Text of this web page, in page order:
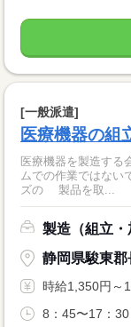
[一般派遣]
医療機器の組
医療機器を製造する
ムでの作業ではないですよ！ ■各自の作業台に向
ズの 製品を取...
製造（組立・
静岡県駿東郡
時給1,350円～
8：45〜17：30